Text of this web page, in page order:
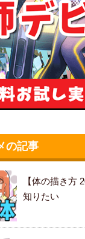
の記事
【体の描き方
知りたい